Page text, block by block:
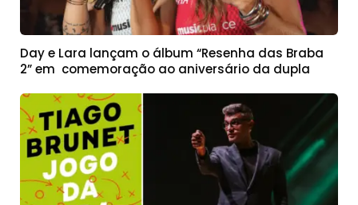
Day e Lara lançam o álbum “Resenha das Braba
2” em comemoração ao aniversário da dupla